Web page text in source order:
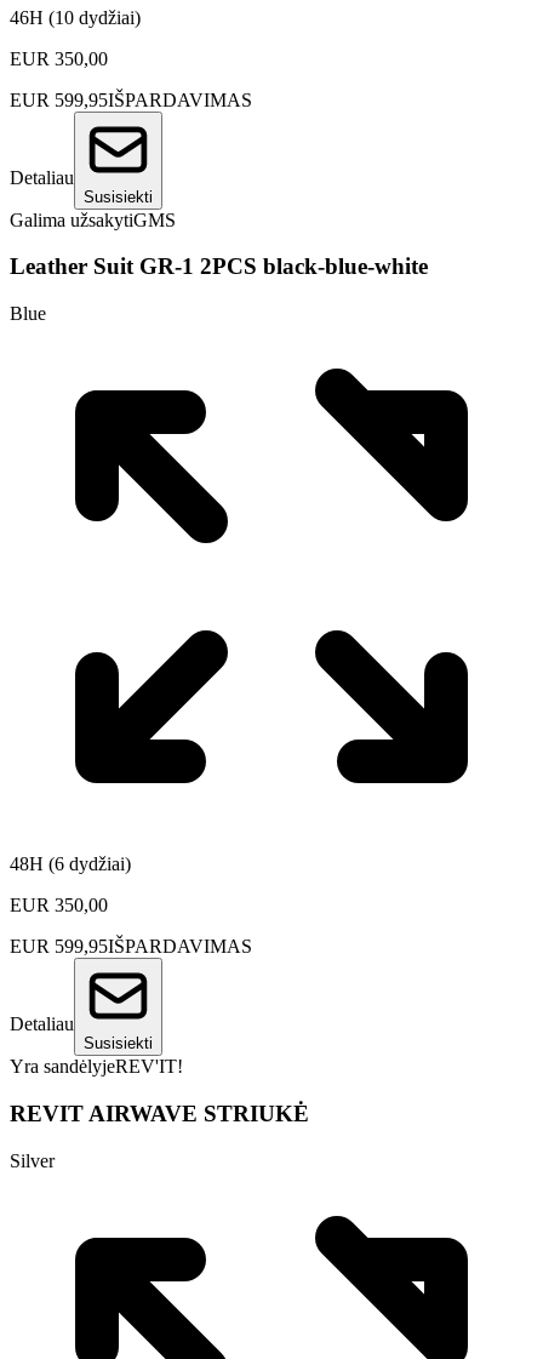
46H (10 dydžiai)
EUR 350,00
EUR 599,95IŠPARDAVIMAS
Detaliau
Susisiekti
Galima užsakytiGMS
Leather Suit GR-1 2PCS black-blue-white
Blue
48H (6 dydžiai)
EUR 350,00
EUR 599,95IŠPARDAVIMAS
Detaliau
Susisiekti
Yra sandėlyjeREV'IT!
REVIT AIRWAVE STRIUKĖ
Silver